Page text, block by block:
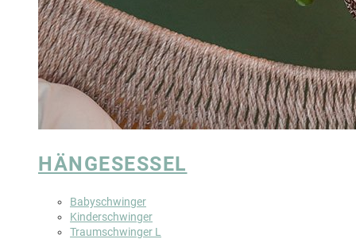
HÄNGESESSEL
Babyschwinger
Kinderschwinger
Traumschwinger L